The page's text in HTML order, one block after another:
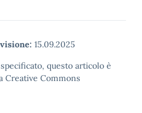
15.09.2025
questo articolo è
Creative Commons